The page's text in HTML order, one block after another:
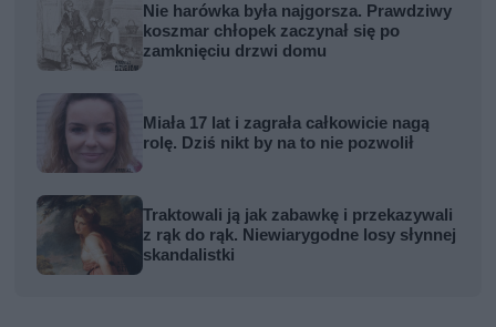
Nie harówka była najgorsza. Prawdziwy
koszmar chłopek zaczynał się po
zamknięciu drzwi domu
Miała 17 lat i zagrała całkowicie nagą
rolę. Dziś nikt by na to nie pozwolił
Traktowali ją jak zabawkę i przekazywali
z rąk do rąk. Niewiarygodne losy słynnej
skandalistki